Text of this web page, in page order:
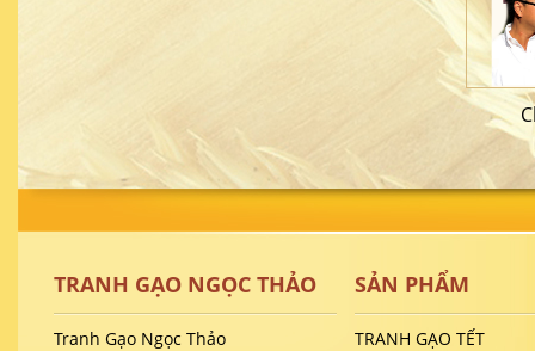
TRANH GẠO NGỌC THẢO
Tranh Gạo Ngọc Thảo
SẢN PHẨM
TRANH GẠO TẾT